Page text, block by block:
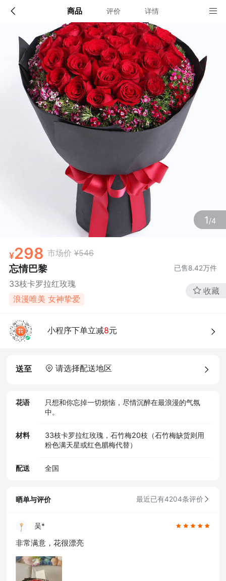
商品 评价 详情
1/4
298 市场价 ¥546
忘情巴黎 已售8.42万件
33枝卡罗拉红玫瑰
浪漫唯美 女神挚爱
收藏
小程序下单立减8元
送至 请选择配送地区
花语
只想和你忘掉一切烦恼，尽情沉醉在最浪漫的气氛
中。
材料
33枝卡罗拉红玫瑰，石竹梅20枝（石竹梅缺货则用
粉色满天星或红色腊梅代替）
配送 全国
配送说明
确定
店铺信息
该地区暂无配送门店
确定
晒单与评价 最近已有4204条评价
吴*
非常满意，花很漂亮